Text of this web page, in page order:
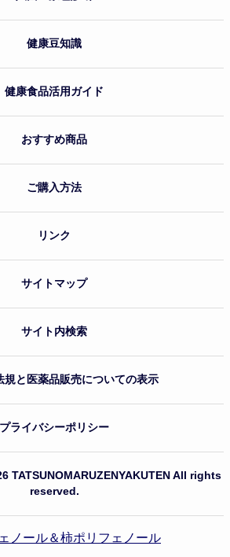
健康豆知識
健康食品活用ガイド
おすすめ商品
ご購入方法
リンク
サイトマップ
サイト内検索
規と医薬品販売についての表示
プライバシーポリシー
TATSUNOMARUZENYAKUTEN All rights
reserved.
ノール＆柿ポリフェノール